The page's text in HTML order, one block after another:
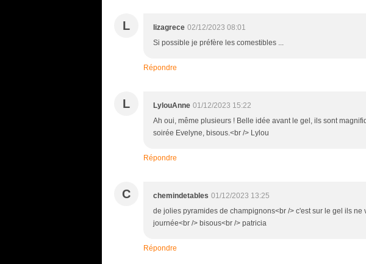
L lizagrece 02/12/2023 08:01
Si possible je préfère les comestibles ...
Répondre
L LylouAnne 01/12/2023 15:22
Ah oui, même plusieurs ! Belle idée avant le gel, ils sont
soirée Evelyne, bisous.<br /> Lylou
Répondre
C chemindetables 01/12/2023 13:25
de jolies pyramides de champignons<br /> c'est sur le gel ils ne
journée<br /> bisous<br /> patricia
Répondre